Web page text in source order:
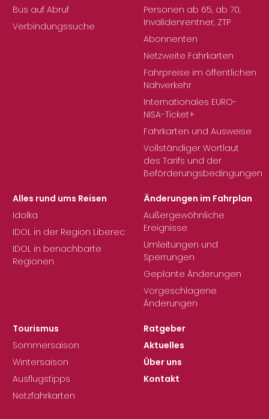
Bus auf Abruf
Verbindungssuche
Personen ab 65, ab 70,
Invalidenrentner, ZTP
Abonnenten
Netzweite Fahrkarten
Fahrpreise im öffentlichen
Nahverkehr
Internationales EURO-
NISA-Ticket+
Fahrkarten und Ausweise
Vollständiger Wortlaut
des Tarifs und der
Beförderungsbedingungen
Alles rund ums Reisen
Idolka
IDOL in der Region Liberec
IDOL in benachbarte
Regionen
Änderungen im Fahrplan
Außergewöhnliche
Ereignisse
Umleitungen und
Sperrungen
Geplante Änderungen
Vorgeschlagene
Änderungen
Tourismus
Sommersaison
Wintersaison
Ausflugstipps
Netzfahrkarten
Ratgeber
Aktuelles
Über uns
Kontakt